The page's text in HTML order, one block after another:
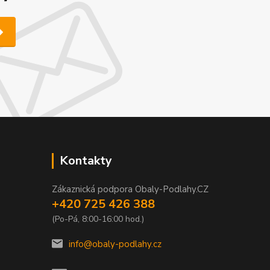
Kontakty
Zákaznická podpora Obaly-Podlahy.CZ
+420 725 426 388
(Po-Pá, 8:00-16:00 hod.)
info@obaly-podlahy.cz